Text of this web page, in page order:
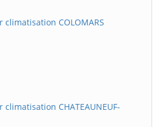
COLOMARS
CHATEAUNEUF-